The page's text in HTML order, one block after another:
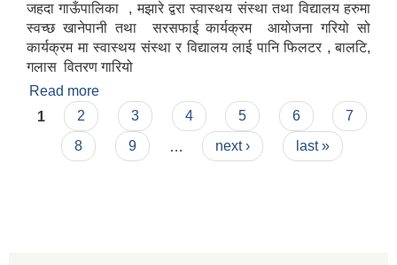
जहदा गाऊँपालिका , मझारे द्वरा स्वास्थय संस्था तथा विद्यालय हरुमा
स्वच्छ खानेपानी तथा सरसफाई कार्यक्रम आयोजना गरियो सो
कार्यक्रम मा स्वास्थय संस्था र विद्यालय लाई पानि फिलटर , बालटि,
गलास वितरण गारियो
Read more
तथा सरसफाई कार्यक्रम
Pages
1 2 3 4 5 6
7
8
9 next › last »